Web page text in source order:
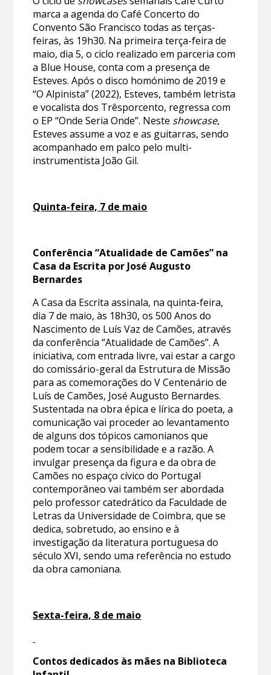
marca a agenda do Café Concerto do
Convento São Francisco todas as terças-
feiras, às 19h30. Na primeira terça-feira de
maio, dia 5, o ciclo realizado em parceria com
a Blue House, conta com a presença de
Esteves. Após o disco homónimo de 2019 e
“O Alpinista” (2022), Esteves, também letrista
e vocalista dos Trêsporcento, regressa com
o EP “Onde Seria Onde”. Neste showcase,
Esteves assume a voz e as guitarras, sendo
acompanhado em palco pelo multi-
instrumentista João Gil.
Quinta-feira, 7 de maio
Conferência “Atualidade de Camões” na
Casa da Escrita por José Augusto
Bernardes
A Casa da Escrita assinala, na quinta-feira,
dia 7 de maio, às 18h30, os 500 Anos do
Nascimento de Luís Vaz de Camões, através
da conferência “Atualidade de Camões”. A
iniciativa, com entrada livre, vai estar a cargo
do comissário-geral da Estrutura de Missão
para as comemorações do V Centenário de
Luís de Camões, José Augusto Bernardes.
Sustentada na obra épica e lírica do poeta, a
comunicação vai proceder ao levantamento
de alguns dos tópicos camonianos que
podem tocar a sensibilidade e a razão. A
invulgar presença da figura e da obra de
Camões no espaço cívico do Portugal
contemporâneo vai também ser abordada
pelo professor catedrático da Faculdade de
Letras da Universidade de Coimbra, que se
dedica, sobretudo, ao ensino e à
investigação da literatura portuguesa do
século XVI, sendo uma referência no estudo
da obra camoniana.
Sexta-feira, 8 de maio
Contos dedicados às mães na Biblioteca